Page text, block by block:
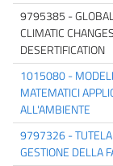
9795385 -
CLIMATIC
DESERTIFICATION
1015080 -
MATEMATICI
ALL'AMBIENTE
9797326 -
GESTIONE DELLA